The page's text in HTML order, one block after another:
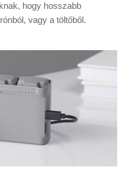
hogy hosszabb
vagy a töltőből.